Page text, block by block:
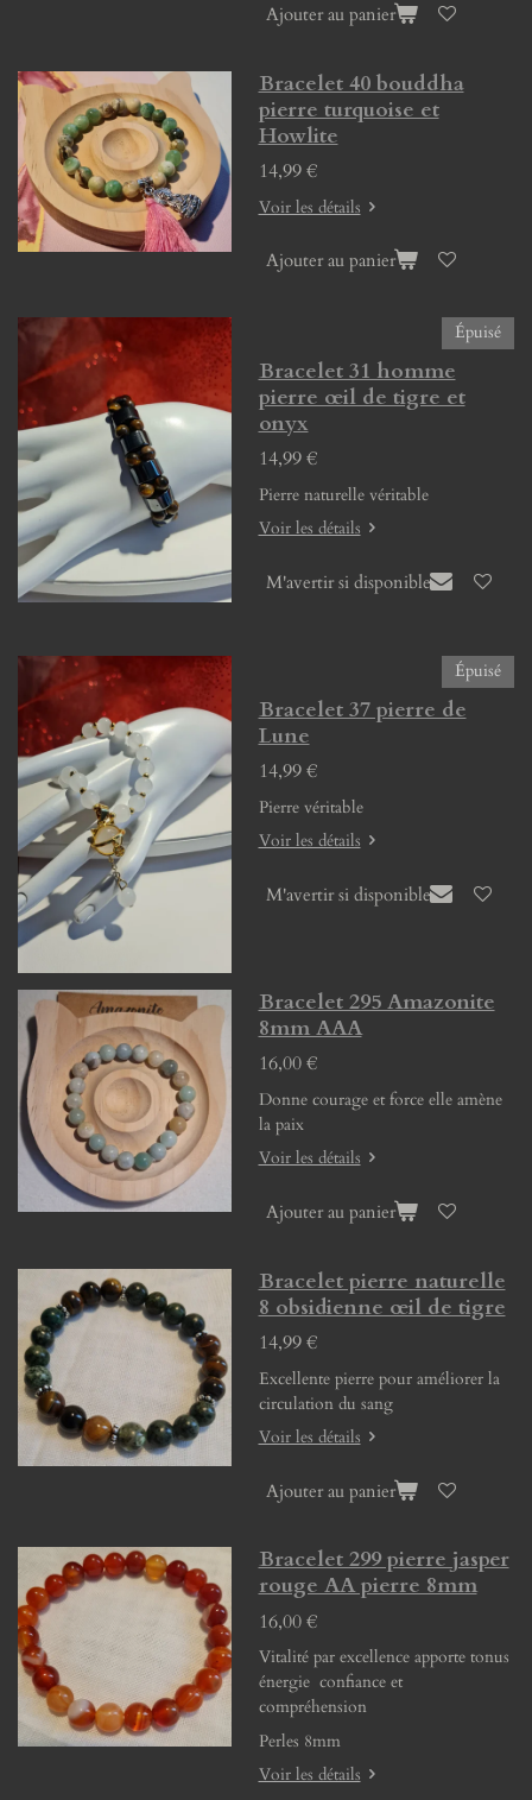
Ajouter au panier
Bracelet 40 bouddha
pierre turquoise et
Howlite
14,99 €
Voir les détails
Ajouter au panier
Épuisé
Bracelet 31 homme
pierre œil de tigre et
onyx
14,99 €
Pierre naturelle véritable
Voir les détails
M'avertir si disponible
Épuisé
Bracelet 37 pierre de
Lune
14,99 €
Pierre véritable
Voir les détails
M'avertir si disponible
Bracelet 295 Amazonite
8mm AAA
16,00 €
Donne courage et force elle amène
la paix
Voir les détails
Ajouter au panier
Bracelet pierre naturelle
8 obsidienne œil de tigre
14,99 €
Excellente pierre pour améliorer la
circulation du sang
Voir les détails
Ajouter au panier
Bracelet 299 pierre jasper
rouge AA pierre 8mm
16,00 €
Vitalité par excellence apporte tonus
énergie confiance et
compréhension
Perles 8mm
Voir les détails